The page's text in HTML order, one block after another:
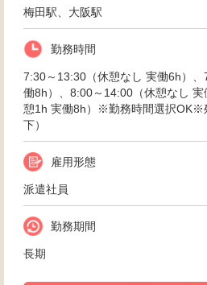
梅田駅、大阪駅
勤務時間
7:30～13:30（休憩なし 実働6h）
働8h）、8:00～14:00（休憩なし
憩1h 実働8h）※勤務時間選択OK※
下）
雇用形態
派遣社員
勤務期間
長期